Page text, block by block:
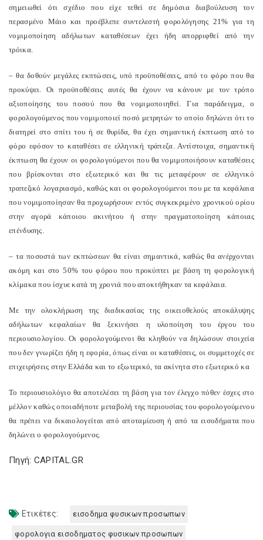
σημειωθεί ότι σχέδιο που είχε τεθεί σε δημόσια διαβούλευση τον
περασμένο Μάιο και προέβλεπε συντελεστή φορολόγησης 21% για τη
νομιμοποίηση αδήλωτων καταθέσεων έχει ήδη απορριφθεί από την
τρόικα.
– θα δοθούν μεγάλες εκπτώσεις, υπό προϋποθέσεις, από το φόρο που θα
προκύψει. Οι προϋποθέσεις αυτές θα έχουν να κάνουν με τον τρόπο
αξιοποίησης του ποσού που θα νομιμοποιηθεί. Για παράδειγμα, ο
φορολογούμενος που νομιμοποιεί ποσό μετρητών το οποίο δηλώνει ότι το
διατηρεί στο σπίτι του ή σε θυρίδα, θα έχει σημαντική έκπτωση από το
φόρο εφόσον το καταθέσει σε ελληνική τράπεζα. Αντίστοιχα, σημαντική
έκπτωση θα έχουν οι φορολογούμενοι που θα νομιμοποιήσουν καταθέσεις
που βρίσκονται στο εξωτερικό και θα τις μεταφέρουν σε ελληνικό
τραπεζικό λογαριασμό, καθώς και οι φορολογούμενοι που με τα κεφάλαια
που νομιμοποίησαν θα προχωρήσουν εντός συγκεκριμένο χρονικού ορίου
στην αγορά κάποιου ακινήτου ή στην πραγματοποίηση κάποιας
επένδυσης.
– τα ποσοστά των εκπτώσεων θα είναι σημαντικά, καθώς θα ανέρχονται
ακόμη και στο 50% του φόρου που προκύπτει με βάση τη φορολογική
κλίμακα που ίσχυε κατά τη χρονιά που αποκτήθηκαν τα κεφάλαια.
Με την ολοκλήρωση της διαδικασίας της οικειοθελούς αποκάλυψης
αδήλωτων κεφαλαίων θα ξεκινήσει η υλοποίηση του έργου του
περιουσιολογίου. Οι φορολογούμενοι θα κληθούν να δηλώσουν στοιχεία
που δεν γνωρίζει ήδη η εφορία, όπως είναι οι καταθέσεις, οι συμμετοχές σε
επιχειρήσεις στην Ελλάδα και το εξωτερικό, τα ακίνητα στο εξωτερικό κα
Το περιουσιολόγιο θα αποτελέσει τη βάση για τον έλεγχο πόθεν έσχες στο
μέλλον καθώς οποιαδήποτε μεταβολή της περιουσίας του φορολογούμενου
θα πρέπει να δικαιολογείται από αποταμίευση ή από τα εισοδήματα που
δηλώνει ο φορολογούμενος.
Πηγή: CAPITAL.GR
Ετικέτες: εισοδημα φυσικων προσωπων
φορολογια εισοδηματος φυσικων προσωπων